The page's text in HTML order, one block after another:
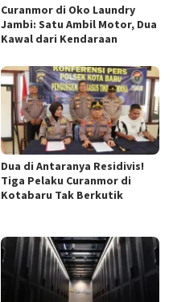
Curanmor di Oko Laundry
Jambi: Satu Ambil Motor, Dua
Kawal dari Kendaraan
Dua di Antaranya Residivis!
Tiga Pelaku Curanmor di
Kotabaru Tak Berkutik